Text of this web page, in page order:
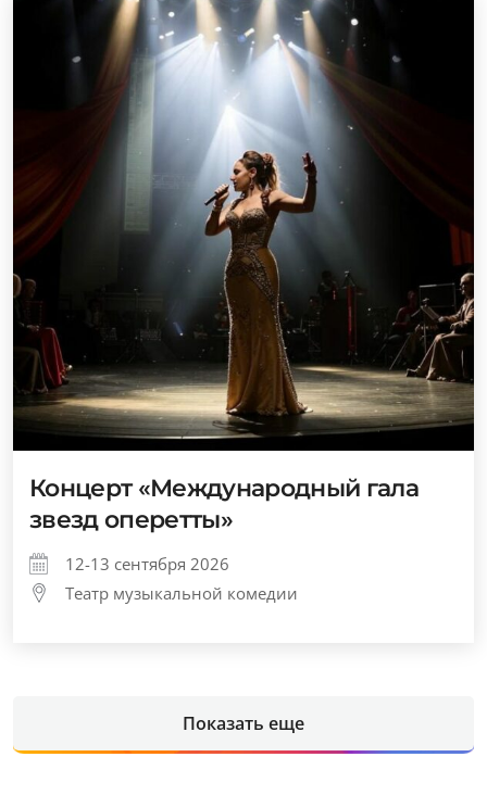
Концерт «Международный гала
звезд оперетты»
12-13 сентября 2026
Театр музыкальной комедии
Показать еще